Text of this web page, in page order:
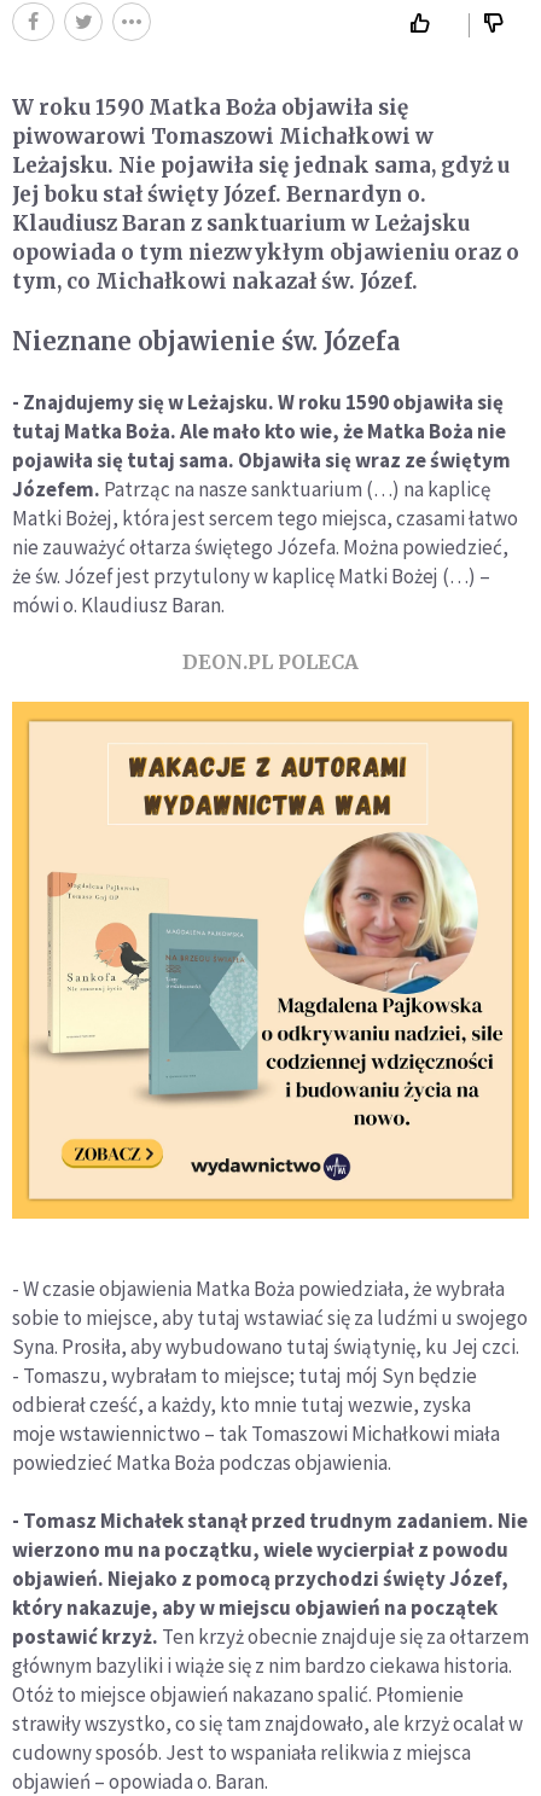
W roku 1590 Matka Boża objawiła się
piwowarowi Tomaszowi Michałkowi w
Leżajsku. Nie pojawiła się jednak sama, gdyż u
Jej boku stał święty Józef. Bernardyn o.
Klaudiusz Baran z sanktuarium w Leżajsku
opowiada o tym niezwykłym objawieniu oraz o
tym, co Michałkowi nakazał św. Józef.
Nieznane objawienie św. Józefa
- Znajdujemy się w Leżajsku. W roku 1590 objawiła się
tutaj Matka Boża. Ale mało kto wie, że Matka Boża nie
pojawiła się tutaj sama. Objawiła się wraz ze świętym
Józefem. Patrząc na nasze sanktuarium (…) na kaplicę
Matki Bożej, która jest sercem tego miejsca, czasami łatwo
nie zauważyć ołtarza świętego Józefa. Można powiedzieć,
że św. Józef jest przytulony w kaplicę Matki Bożej (…) –
mówi o. Klaudiusz Baran.
DEON.PL POLECA
- W czasie objawienia Matka Boża powiedziała, że wybrała
sobie to miejsce, aby tutaj wstawiać się za ludźmi u swojego
Syna. Prosiła, aby wybudowano tutaj świątynię, ku Jej czci.
- Tomaszu, wybrałam to miejsce; tutaj mój Syn będzie
odbierał cześć, a każdy, kto mnie tutaj wezwie, zyska
moje wstawiennictwo – tak Tomaszowi Michałkowi miała
powiedzieć Matka Boża podczas objawienia.
- Tomasz Michałek stanął przed trudnym zadaniem. Nie
wierzono mu na początku, wiele wycierpiał z powodu
objawień. Niejako z pomocą przychodzi święty Józef,
który nakazuje, aby w miejscu objawień na początek
postawić krzyż. Ten krzyż obecnie znajduje się za ołtarzem
głównym bazyliki i wiąże się z nim bardzo ciekawa historia.
Otóż to miejsce objawień nakazano spalić. Płomienie
strawiły wszystko, co się tam znajdowało, ale krzyż ocalał w
cudowny sposób. Jest to wspaniała relikwia z miejsca
objawień – opowiada o. Baran.